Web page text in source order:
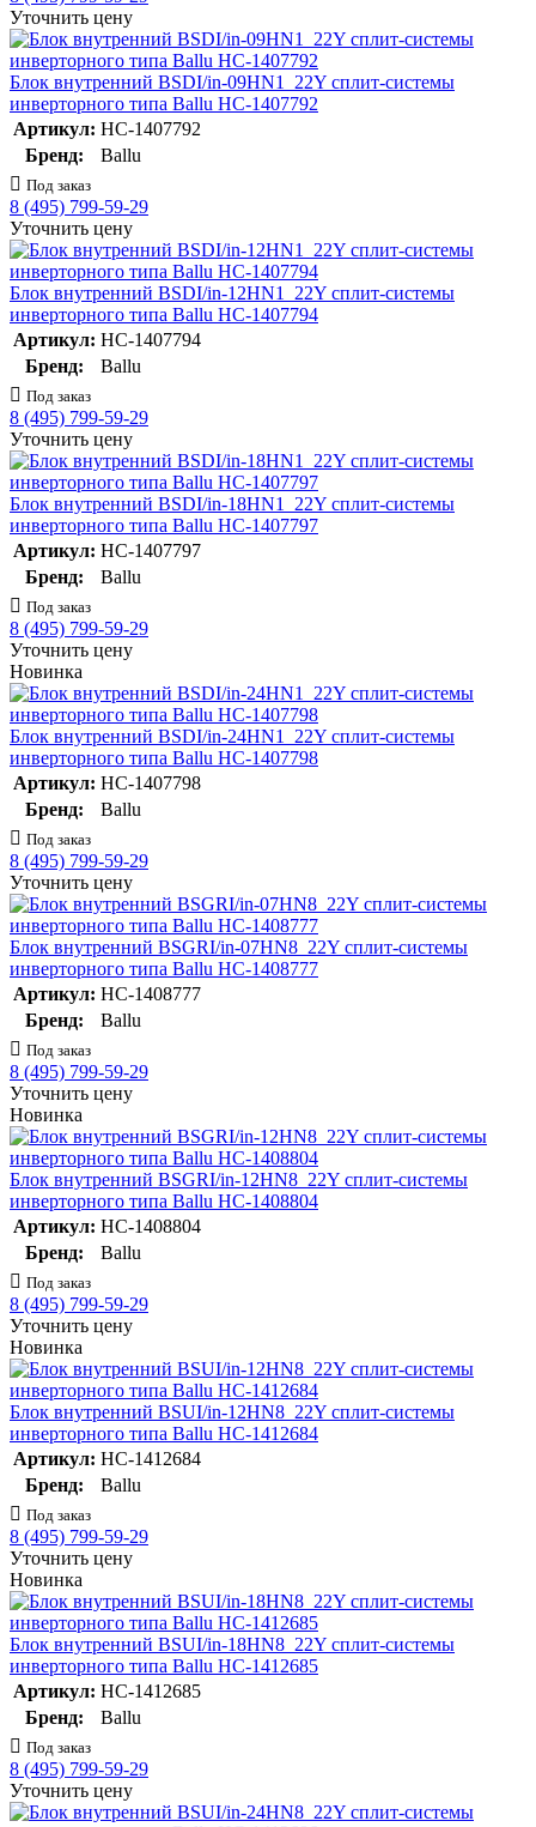
Уточнить цену
Блок внутренний BSDI/in-09HN1_22Y сплит-системы
инверторного типа Ballu НС-1407792
Артикул: НС-1407792
Бренд:
Ballu
Под заказ
8 (495) 799-59-29
Уточнить цену
Блок внутренний BSDI/in-12HN1_22Y сплит-системы
инверторного типа Ballu НС-1407794
Артикул: НС-1407794
Бренд:
Ballu
Под заказ
8 (495) 799-59-29
Уточнить цену
Блок внутренний BSDI/in-18HN1_22Y сплит-системы
инверторного типа Ballu НС-1407797
Артикул: НС-1407797
Бренд:
Ballu
Под заказ
8 (495) 799-59-29
Уточнить цену
Новинка
Блок внутренний BSDI/in-24HN1_22Y сплит-системы
инверторного типа Ballu НС-1407798
Артикул: НС-1407798
Бренд:
Ballu
Под заказ
8 (495) 799-59-29
Уточнить цену
Блок внутренний BSGRI/in-07HN8_22Y сплит-системы
инверторного типа Ballu НС-1408777
Артикул: НС-1408777
Бренд:
Ballu
Под заказ
8 (495) 799-59-29
Уточнить цену
Новинка
Блок внутренний BSGRI/in-12HN8_22Y сплит-системы
инверторного типа Ballu НС-1408804
Артикул: НС-1408804
Бренд:
Ballu
Под заказ
8 (495) 799-59-29
Уточнить цену
Новинка
Блок внутренний BSUI/in-12HN8_22Y сплит-системы
инверторного типа Ballu НС-1412684
Артикул: НС-1412684
Бренд:
Ballu
Под заказ
8 (495) 799-59-29
Уточнить цену
Новинка
Блок внутренний BSUI/in-18HN8_22Y сплит-системы
инверторного типа Ballu НС-1412685
Артикул: НС-1412685
Бренд:
Ballu
Под заказ
8 (495) 799-59-29
Уточнить цену